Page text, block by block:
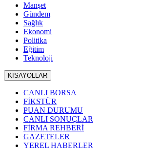
Manşet
Gündem
Sağlık
Ekonomi
Politika
Eğitim
Teknoloji
KISAYOLLAR
CANLI BORSA
FİKSTÜR
PUAN DURUMU
CANLI SONUÇLAR
FİRMA REHBERİ
GAZETELER
YEREL HABERLER